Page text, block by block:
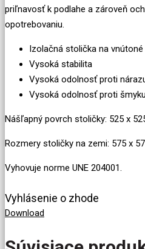
priľnavosť k podlahe a zároveň
opotrebovaniu.
Izolačná stolička na vnútoné
Vysoká stabilita
Vysoká odolnosť proti
Vysoká odolnosť proti šmyku
Nášľapný povrch stoličky: 525 x
Rozmery stoličky na zemi: 575 x
Vyhovuje norme UNE 204001.
Vyhlásenie o zhode
Download